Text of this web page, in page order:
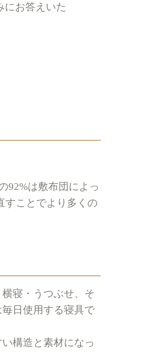
にお答えいた
92%は敷布団によっ
すことでより多くの
寝・うつぶせ、そ
日使用する寝具で
構造と素材になっ